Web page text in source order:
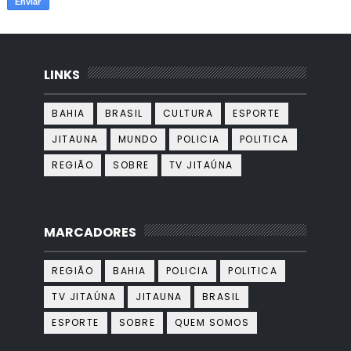
LINKS
BAHIA BRASIL CULTURA
ESPORTE
JITAUNA
MUNDO POLICIA
POLITICA
REGIÃO
SOBRE TV JITAÚNA
MARCADORES
REGIÃO BAHIA POLICIA
POLITICA
TV JITAÚNA
JITAUNA
BRASIL
ESPORTE
SOBRE QUEM SOMOS